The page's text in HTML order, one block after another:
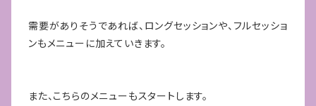
需要がありそうであれば、ロングセッションや、フルセッショ
ンもメニューに加えていきます。
また、こちらのメニューもスタートします。